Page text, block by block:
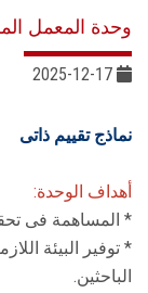
وحدة المعمل
نماذج تقييم ذاتى
أهداف الوحدة:
* المساهمة فى
* توفير البيئة
الباحثين.